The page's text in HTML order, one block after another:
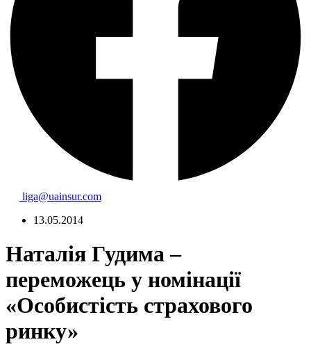
liga@uainsur.com
13.05.2014
Наталія Гудима –
переможець у номінації
«Особистість страхового
ринку»